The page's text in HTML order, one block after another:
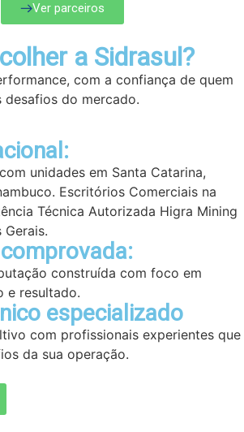
Ver parceiros
a Sidrasul?
com a confiança de quem
desafios do mercado.
unidades em Santa Catarina,
Escritórios Comerciais na
Técnica Autorizada Higra Mining
Gerais.
construída com foco em
e resultado.
especializado
com profissionais experientes que
da sua operação.